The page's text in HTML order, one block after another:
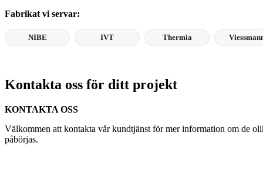
Fabrikat vi servar:
NIBE IVT Thermia
Kontakta oss för ditt projekt
KONTAKTA OSS
Välkommen att kontakta vår kundtjänst för mer information om de
påbörjas.